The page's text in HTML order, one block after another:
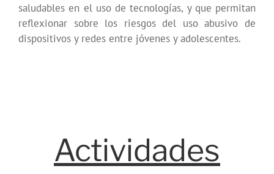
saludables en el uso de tecnologías, y que permitan
reflexionar sobre los riesgos del uso abusivo de
dispositivos y redes entre jóvenes y adolescentes.
Actividades